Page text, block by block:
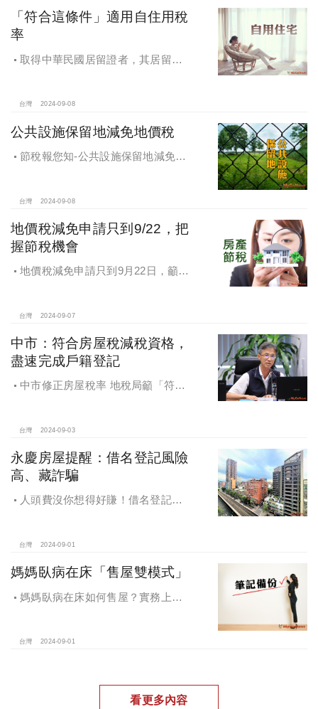
「符合這條件」適用自住用稅
率
取得中華民國居留證者，其居留地
記，適用自住用稅率
台灣 2024-09-08
公共設施保留地減免地價稅
節稅報您知-公共設施保留地減免地
台灣 2024-09-08
地價稅減免申請只到9/22，把
握節稅機會
地價稅減免申請只到9月22日，籲民
台灣 2024-09-07
中市：符合房屋稅減稅資格，
盡速完成戶籍登記
中市修正房屋稅率 地稅局籲「符合
台灣 2024-09-03
永慶房屋提醒：借名登記風險
高、藏詐騙
人頭費沒你想得好賺！借名登記風
台灣 2024-09-01
媽媽臥病在床「售屋雙模式」
媽媽臥病在床如何售屋？實務上可
台灣 2024-09-01
看更多內容